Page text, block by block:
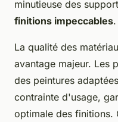
minutieuse des
finitions impeccables.
La qualité des
avantage majeur. Les
des peintures
contrainte d'usage,
optimale des finitions.